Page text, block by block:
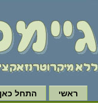
ראשי התחל כאן